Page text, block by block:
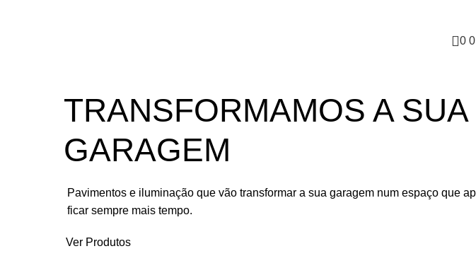
0
TRANSFORMAMOS A SUA
GARAGEM
Pavimentos e iluminação que vão transformar a sua garagem num espaço que
ficar sempre mais tempo.
Ver Produtos